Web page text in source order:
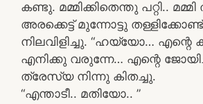
കണ്ടു. മമ്മിക്കിതെന്തു പറ്റി..
അരക്കെട്ട് മുന്നോട്ടു
നിലവിളിച്ചു. “ഹയ്യോ… എന്റെ
എനിക്കു വരുന്നേ… എന്റെ
ത്രേസ്യ നിന്നു കിതച്ചു.
“എന്താടീ.. മതിയോ.. ”